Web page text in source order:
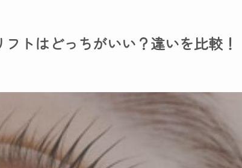
トはどっちがいい？違いを比較！